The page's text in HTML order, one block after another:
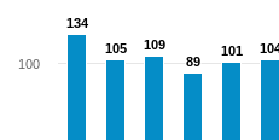
134
134
105
105 109
109
89
89
101
101
100